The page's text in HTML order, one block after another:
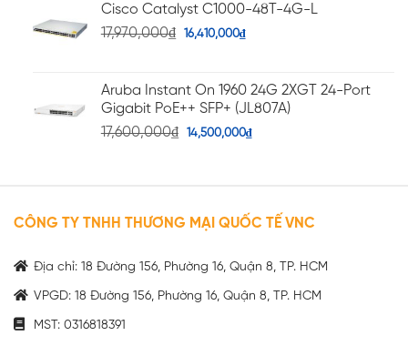
Cisco Catalyst C1000-48T-4G-L
17,970,000₫ 16,410,000₫
Aruba Instant On 1960 24G 2XGT 24-Port
Gigabit PoE++ SFP+ (JL807A)
17,600,000₫ 14,500,000₫
CÔNG TY TNHH THƯƠNG MẠI QUỐC TẾ VNC
Địa chỉ: 18 Đường 156, Phường 16, Quận 8, TP. HCM
VPGD: 18 Đường 156, Phường 16, Quận 8, TP. HCM
MST: 0316818391